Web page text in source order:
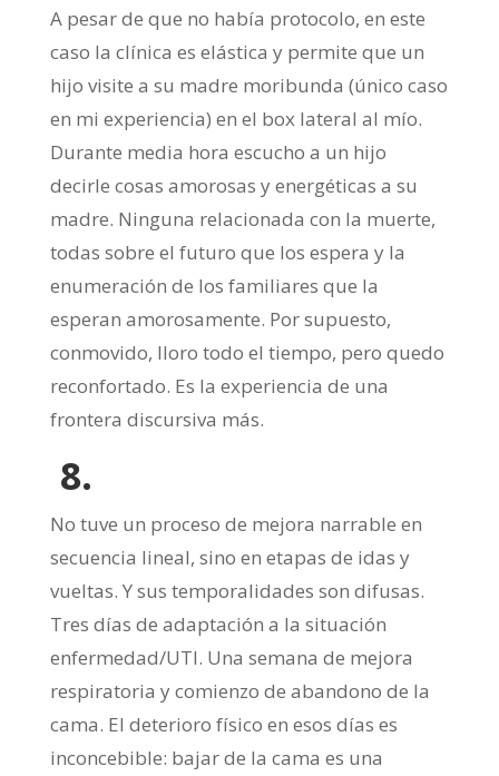
A pesar de que no había protocolo, en este
caso la clínica es elástica y permite que un
hijo visite a su madre moribunda (único caso
en mi experiencia) en el box lateral al mío.
Durante media hora escucho a un hijo
decirle cosas amorosas y energéticas a su
madre. Ninguna relacionada con la muerte,
todas sobre el futuro que los espera y la
enumeración de los familiares que la
esperan amorosamente. Por supuesto,
conmovido, lloro todo el tiempo, pero quedo
reconfortado. Es la experiencia de una
frontera discursiva más.
8.
No tuve un proceso de mejora narrable en
secuencia lineal, sino en etapas de idas y
vueltas. Y sus temporalidades son difusas.
Tres días de adaptación a la situación
enfermedad/UTI. Una semana de mejora
respiratoria y comienzo de abandono de la
cama. El deterioro físico en esos días es
inconcebible: bajar de la cama es una